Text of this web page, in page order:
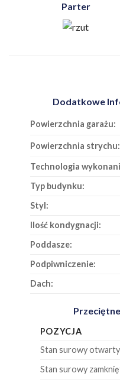
Parter
Dodatkowe
Powierzchnia garażu:
Powierzchnia strychu:
Technologia
Typ budynku:
Styl:
Ilość kondygnacji:
Poddasze:
Podpiwniczenie:
Dach:
POZYCJA
Stan surowy otwarty
Stan surowy